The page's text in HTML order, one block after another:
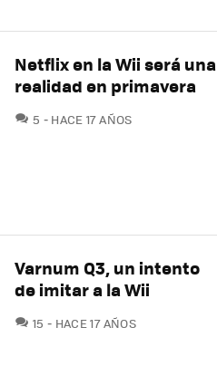
Netflix en la Wii será una
realidad en primavera
5 COMENTARIOS
HACE 17 AÑOS
Varnum Q3, un intento
de imitar a la Wii
15 COMENTARIOS
HACE 17 AÑOS